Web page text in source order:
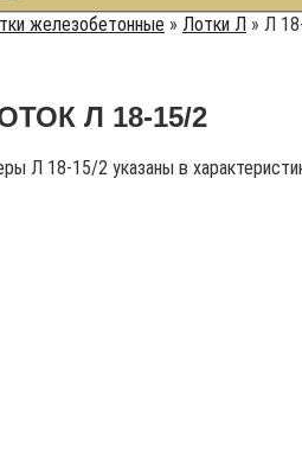
железобетонные » Лотки Л » Л
Л 18-15/2
Л 18-15/2 указаны в